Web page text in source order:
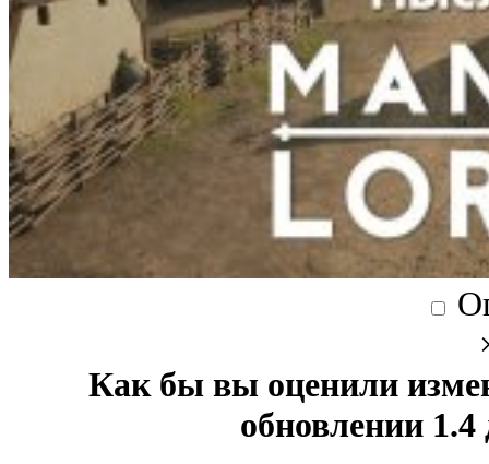
Как бы вы оценили
обновлении